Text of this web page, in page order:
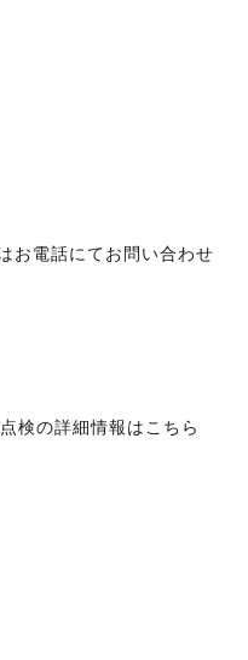
お電話にてお問い合わせ
点検の詳細情報はこちら